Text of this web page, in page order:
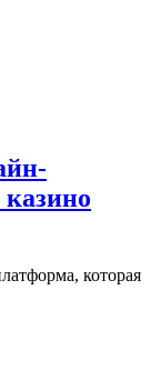
которая